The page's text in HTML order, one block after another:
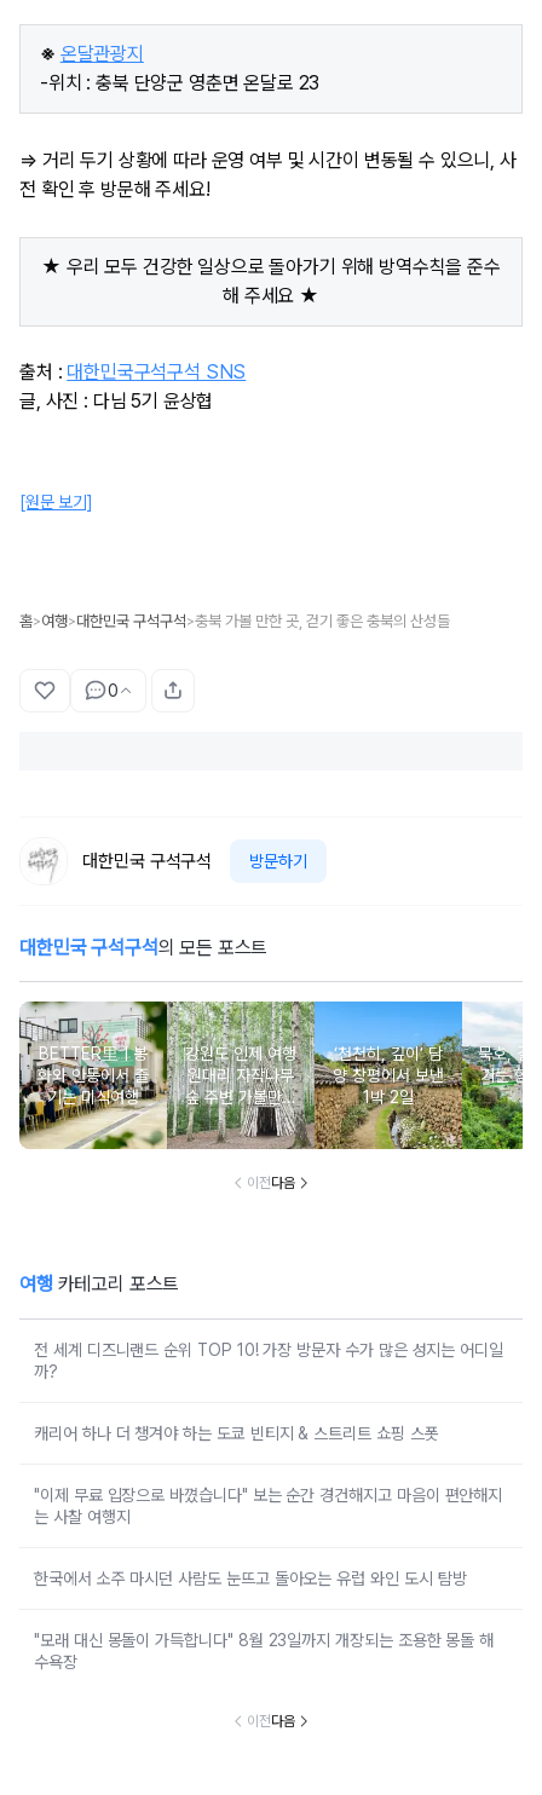
※ 온달관광지
-위치 : 충북 단양군 영춘면 온달로 23
⇒ 거리 두기 상황에 따라 운영 여부 및 시간이 변동될 수 있으니, 사
전 확인 후 방문해 주세요!
★ 우리 모두 건강한 일상으로 돌아가기 위해 방역수칙을 준수
해 주세요 ★
출처 : 대한민국구석구석 SNS
글, 사진 : 다님 5기 윤상협​
[원문 보기]
홈>여행>대한민국 구석구석>충북 가볼 만한 곳, 걷기 좋은 충북의 산성들
0
대한민국 구석구석 방문하기
대한민국 구석구석의 모든 포스트
BETTER里ㅣ봉
화와 안동에서 즐
기는 미식여행
강원도 인제 여행
원대리 자작나무
숲 주변 가볼만한
곳 추천 :: 인제 자
작나무 숲, 자작나
인환문학관, 책방
‘천천히, 깊이’ 담
양 창평에서 보낸
1박 2일
묵호, 걸
기는 항
여
이전다음
여행 카테고리 포스트
전 세계 디즈니랜드 순위 TOP 10! 가장 방문자 수가 많은 성지는 어디일
까?
캐리어 하나 더 챙겨야 하는 도쿄 빈티지 & 스트리트 쇼핑 스폿
"이제 무료 입장으로 바꼈습니다" 보는 순간 경건해지고 마음이 편안해지
는 사찰 여행지
한국에서 소주 마시던 사람도 눈뜨고 돌아오는 유럽 와인 도시 탐방
"모래 대신 몽돌이 가득합니다" 8월 23일까지 개장되는 조용한 몽돌 해
수욕장
이전다음